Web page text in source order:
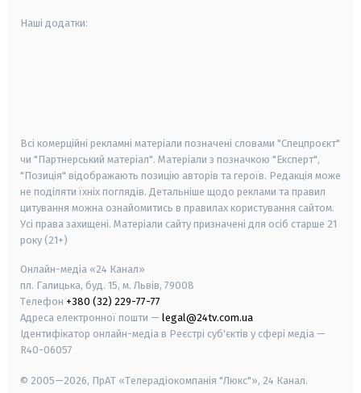
Наші додатки:
Всі комерційні рекламні матеріали позначені словами "Спецпроєкт"
чи "Партнерський матеріал". Матеріали з позначкою "Експерт",
"Позиція" відображають позицію авторів та героїв. Редакція може
не поділяти їхніх поглядів. Детальніше щодо реклами та правил
цитування можна ознайомитись в правилах користування сайтом.
Усі права захищені. Матеріали сайту призначені для осіб старше 21
року (21+)
Онлайн-медіа «24 Канал»
пл. Галицька, буд. 15, м. Львів, 79008
Телефон +380 (32) 229-77-77
Адреса електронної пошти — legal@24tv.com.ua
Ідентифікатор онлайн-медіа в Реєстрі суб'єктів у сфері медіа —
R40-06057
© 2005—2026, ПрАТ «Телерадіокомпанія "Люкс"», 24 Канал.